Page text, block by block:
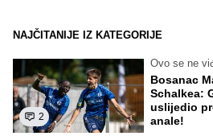
NAJČITANIJE IZ KATEGORIJE
2
Ovo se ne
Bosanac
Schalkea:
uslijedio
anale!